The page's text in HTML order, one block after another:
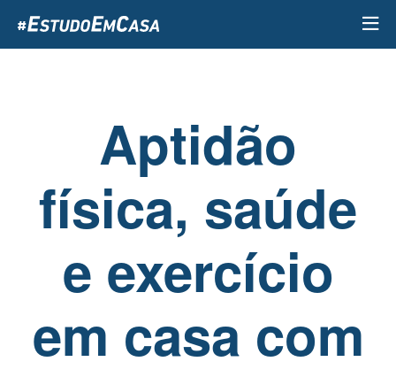
para
o
Aptidão
física, saúde
e exercício
em casa com